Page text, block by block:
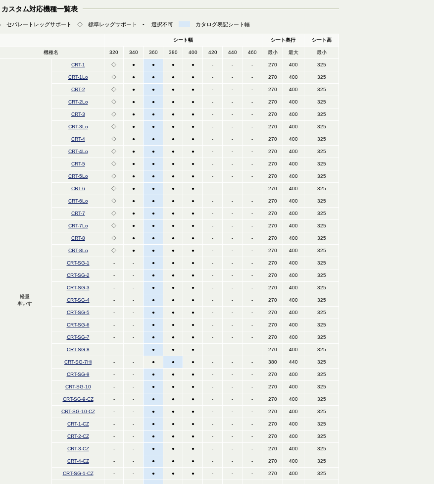
カスタム対応機種一覧表
セパレートレッグサポート ◇…標準レッグサポート - …選択不可 …カタログ表記シート幅
シート幅 シート奥行 シート高
機種名 320 340 360 380 400 420 440 460 最小 最大 最小
軽量
車いす
CRT-1 ◇ ● ● ● ● - - - 270 400 325
CRT-1Lo ◇ ● ● ● ● - - - 270 400 325
CRT-2 ◇ ● ● ● ● - - - 270 400 325
CRT-2Lo ◇ ● ● ● ● - - - 270 400 325
CRT-3 ◇ ● ● ● ● - - - 270 400 325
CRT-3Lo ◇ ● ● ● ● - - - 270 400 325
CRT-4 ◇ ● ● ● ● - - - 270 400 325
CRT-4Lo ◇ ● ● ● ● - - - 270 400 325
CRT-5 ◇ ● ● ● ● - - - 270 400 325
CRT-5Lo ◇ ● ● ● ● - - - 270 400 325
CRT-6 ◇ ● ● ● ● - - - 270 400 325
CRT-6Lo ◇ ● ● ● ● - - - 270 400 325
CRT-7 ◇ ● ● ● ● - - - 270 400 325
CRT-7Lo ◇ ● ● ● ● - - - 270 400 325
CRT-8 ◇ ● ● ● ● - - - 270 400 325
CRT-8Lo ◇ ● ● ● ● - - - 270 400 325
CRT-SG-1 - - ● ● ● - - - 270 400 325
CRT-SG-2 - - ● ● ● - - - 270 400 325
CRT-SG-3 - - ● ● ● - - - 270 400 325
CRT-SG-4 - - ● ● ● - - - 270 400 325
CRT-SG-5 - - ● ● ● - - - 270 400 325
CRT-SG-6 - - ● ● ● - - - 270 400 325
CRT-SG-7 - - ● ● ● - - - 270 400 325
CRT-SG-8 - - ● ● ● - - - 270 400 325
CRT-SG-7Hi - - ● ● ● - - - 380 440 325
CRT-SG-9 - - ● ● ● - - - 270 400 325
CRT-SG-10 - - ● ● ● - - - 270 400 325
CRT-SG-9-CZ - - ● ● ● - - - 270 400 325
CRT-SG-10-CZ - - ● ● ● - - - 270 400 325
CRT-1-CZ - - ● ● ● - - - 270 400 325
CRT-2-CZ - - ● ● ● - - - 270 400 325
CRT-3-CZ - - ● ● ● - - - 270 400 325
CRT-4-CZ - - ● ● ● - - - 270 400 325
CRT-SG-1-CZ - - ● ● ● - - - 270 400 325